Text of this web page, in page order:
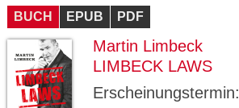
BUCH EPUB PDF
Martin Limbeck
LIMBECK LAWS
Erscheinungstermin: